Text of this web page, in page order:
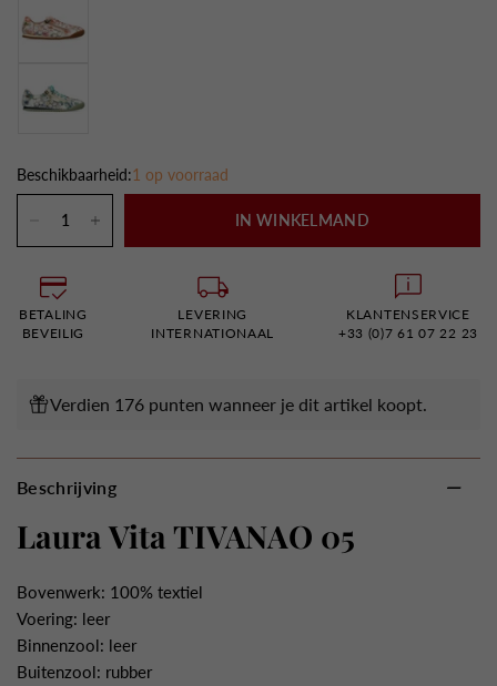
Beschikbaarheid:1 op voorraad
IN WINKELMAND
BETALING
BEVEILIG
LEVERING
INTERNATIONAAL
KLANTENSERVICE
+33 (0)7 61 07 22 23
Verdien 176 punten wanneer je dit artikel koopt.
Beschrijving
Laura Vita TIVANAO 05
Bovenwerk: 100% textiel
Voering: leer
Binnenzool: leer
Buitenzool: rubber